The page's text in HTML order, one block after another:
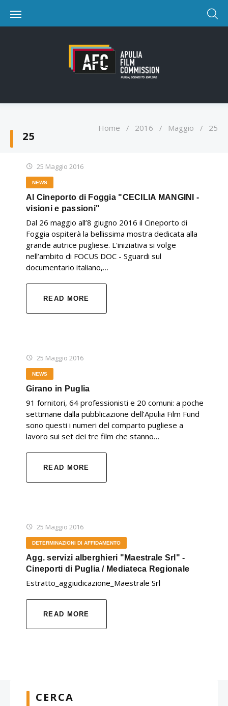
25
Home / 2016 / Maggio / 25
25 Maggio 2016
NEWS
Al Cineporto di Foggia "CECILIA MANGINI -
visioni e passioni"
Dal 26 maggio all’8 giugno 2016 il Cineporto di
Foggia ospiterà la bellissima mostra dedicata alla
grande autrice pugliese. L'iniziativa si volge
nell’ambito di FOCUS DOC - Sguardi sul
documentario italiano,…
READ MORE
25 Maggio 2016
NEWS
Girano in Puglia
91 fornitori, 64 professionisti e 20 comuni: a poche
settimane dalla pubblicazione dell’Apulia Film Fund
sono questi i numeri del comparto pugliese a
lavoro sui set dei tre film che stanno…
READ MORE
25 Maggio 2016
DETERMINAZIONI DI AFFIDAMENTO
Agg. servizi alberghieri "Maestrale Srl" -
Cineporti di Puglia / Mediateca Regionale
Estratto_aggiudicazione_Maestrale Srl
READ MORE
CERCA